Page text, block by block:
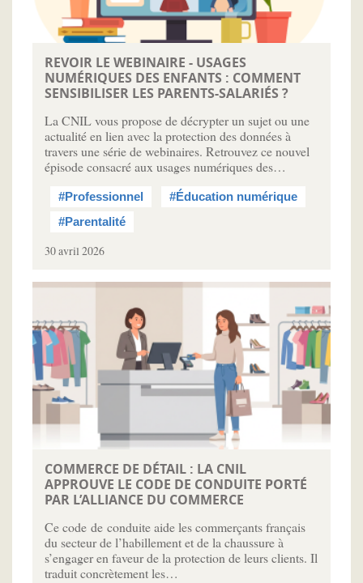
REVOIR LE WEBINAIRE - USAGES
NUMÉRIQUES DES ENFANTS : COMMENT
SENSIBILISER LES PARENTS-SALARIÉS ?
La CNIL vous propose de décrypter un sujet ou une
actualité en lien avec la protection des données à
travers une série de webinaires. Retrouvez ce nouvel
épisode consacré aux usages numériques des…
#Professionnel
#Éducation numérique
#Parentalité
30 avril 2026
COMMERCE DE DÉTAIL : LA CNIL
APPROUVE LE CODE DE CONDUITE PORTÉ
PAR L’ALLIANCE DU COMMERCE
Ce code de conduite aide les commerçants français
du secteur de l’habillement et de la chaussure à
s’engager en faveur de la protection de leurs clients. Il
traduit concrètement les…